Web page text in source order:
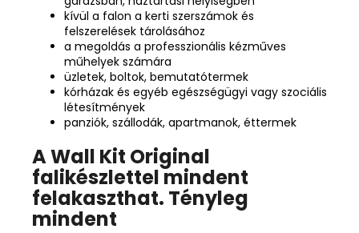
kívül a falon a kerti szerszámok és
felszerelések tárolásához
a megoldás a professzionális kézműves
műhelyek számára
üzletek, boltok, bemutatótermek
kórházak és egyéb egészségügyi vagy szociális
létesítmények
panziók, szállodák, apartmanok, éttermek
A Wall Kit Original
falikészlettel mindent
felakaszthat. Tényleg
mindent